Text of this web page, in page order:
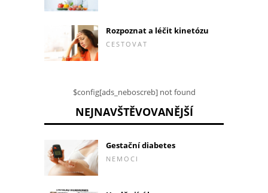
Rozpoznat a léčit kinetózu
CESTOVAT
$config[ads_neboscreb] not found
NEJNAVŠTĚVOVANĚJŠÍ
Gestační diabetes
NEMOCI